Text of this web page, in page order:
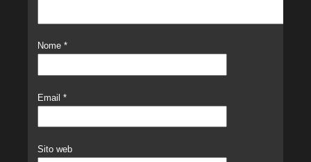
Nome*
Email*
Sito web